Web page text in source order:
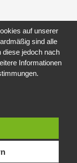
auf unserer
sind alle
diese jedoch nach
Informationen